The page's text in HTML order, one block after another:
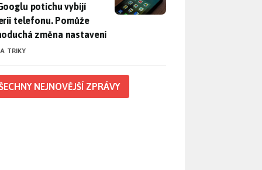
potichu vybíjí
telefonu. Pomůže
změna nastavení
TRIKY
NEJNOVĚJŠÍ ZPRÁVY